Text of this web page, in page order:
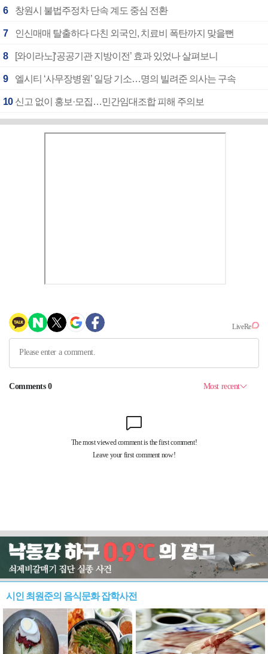
6 창원시 불법주정차 단속 계도 중심 전환
7 인신매매 탈출하다 다친 외국인, 치료비 폭탄까지 맞을뻔
8 [와이라노]‘공공기관 지방이전’ 효과 있었나 살펴보니
9 엘시티 ‘사무장병원’ 일당 기소…명의 빌려준 의사는 구속
10 신고 없이 홍보·모집…민간임대조합 피해 주의보
시인 최원준의 음식문화 잡학사전